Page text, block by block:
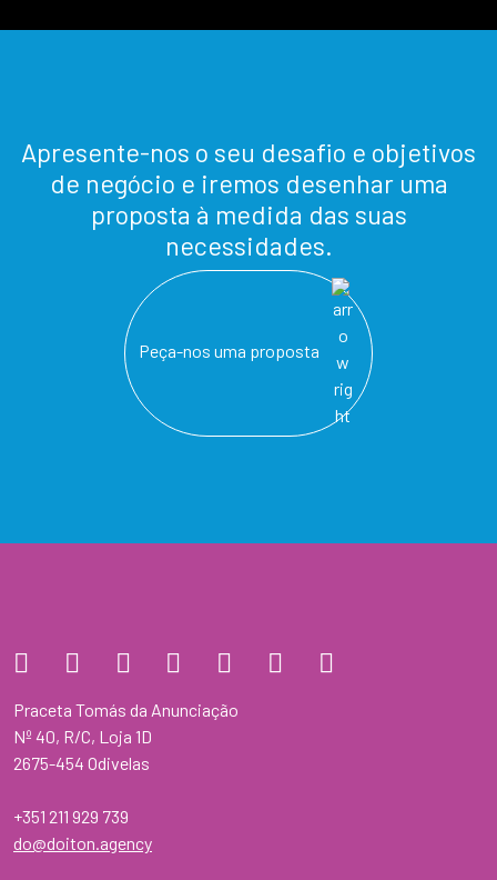
Apresente-nos o seu desafio e objetivos
de negócio e iremos desenhar uma
proposta à medida das suas
necessidades.
Peça-nos uma proposta
Praceta Tomás da Anunciação
Nº 40, R/C, Loja 1D
2675-454 Odivelas
+351 211 929 739
do@doiton.agency